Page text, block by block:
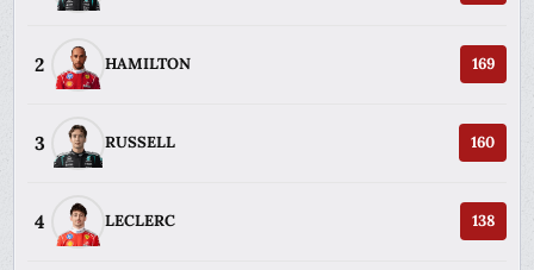
2 HAMILTON 169
3 RUSSELL 160
4 LECLERC 138